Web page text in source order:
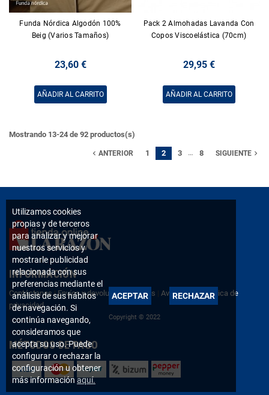
Funda Nórdica Algodón 100%
Beig (Varios Tamaños)
23,60 €
AÑADIR AL CARRITO
Pack 2 Almohadas Lavanda Con
Copos Viscoelástica (70cm)
29,95 €
AÑADIR AL CARRITO
Mostrando 13-24 de 92 productos(s)
navigate_before ANTERIOR 1 2 3 … 8 SIGUIENTE navigate_next
INFORMACIÓN
Contáctanos |Envíos y devoluciones|FAQs | Aviso legal|Política de
privacidad
Copyright © 2022
MÉTODOS DE PAGO
Utilizamos cookies
propias y de terceros
para analizar y mejorar
nuestros servicios y
mostrarle publicidad
relacionada con sus
preferencias mediante el
análisis de sus hábitos
de navegación. Si
continúa navegando,
consideramos que
acepta su uso. Puede
configurar o rechazar la
configuración u obtener
más información aquí.
ACEPTAR RECHAZAR